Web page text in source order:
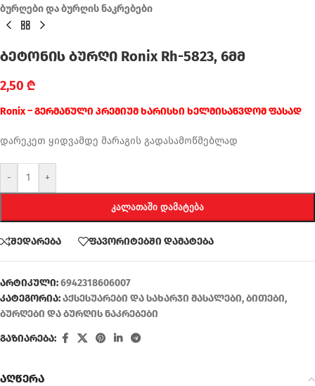
ბურღები და ბურღის ნაკრებები
ბეტონის ბურღი Ronix Rh-5823, 6მმ
2,50 ₾
Ronix – გერმანული პრემიუმ ხარისხი ხელმისაწვდომ ფასად
დარეკეთ ყიდვამდე მარაგის გადასამოწმებლად
- +
ᲙᲐᲚᲐᲗᲐᲨᲘ ᲓᲐᲛᲐᲢᲔᲑᲐ
შედარება ფავორიტებში დამატება
არტიკული:6942318606007
კატეგორია:აქსესუარები და სახარჯი მასალები,ბითები,
ბურღები და ბურღის ნაკრებები
გაზიარება:
აღწერა